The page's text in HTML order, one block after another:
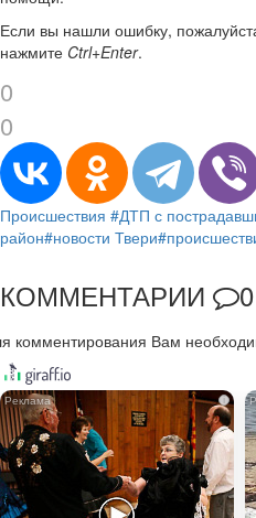
Если вы нашли ошибку,
нажмите Ctrl+Enter.
0
0
Происшествия #ДТП с
район#новости Твери
КОММЕНТАРИИ 0
комментирования Вам
i